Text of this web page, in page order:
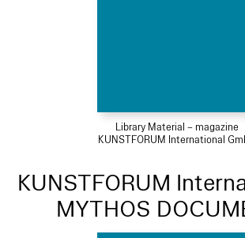
Library Material – magazine
KUNSTFORUM International
KUNSTFORUM
MYTHOS